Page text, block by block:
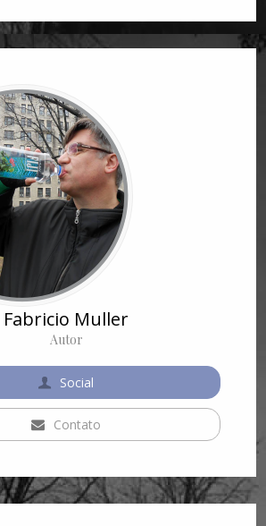
Fabricio Muller
Autor
Social
Contato